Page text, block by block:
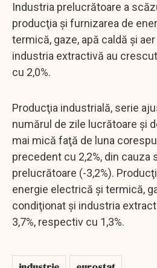
Industria prelucrătoare a
producţia şi furnizarea de
termică, gaze, apă caldă şi
industria extractivă au
cu 2,0%.
Producţia industrială, serie
numărul de zile lucrătoare şi
mai mică faţă de luna
precedent cu 2,2%, din cauza
prelucrătoare (-3,2%).
energie electrică şi termică,
condiţionat şi industria
3,7%, respectiv cu 1,3%.